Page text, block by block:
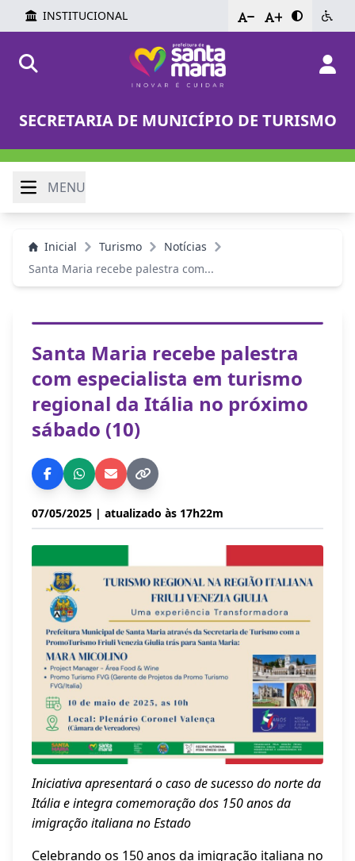
INSTITUCIONAL - +
SECRETARIA DE MUNICÍPIO DE TURISMO
MENU
Inicial Turismo
Notícias
Santa Maria recebe palestra com...
Santa Maria recebe palestra
com especialista em turismo
regional da Itália no próximo
sábado (10)
07/05/2025 | atualizado às 17h22m
Iniciativa apresentará o caso de sucesso do norte da
Itália e integra comemoração dos 150 anos da
imigração italiana no Estado
Celebrando os 150 anos da imigração italiana no